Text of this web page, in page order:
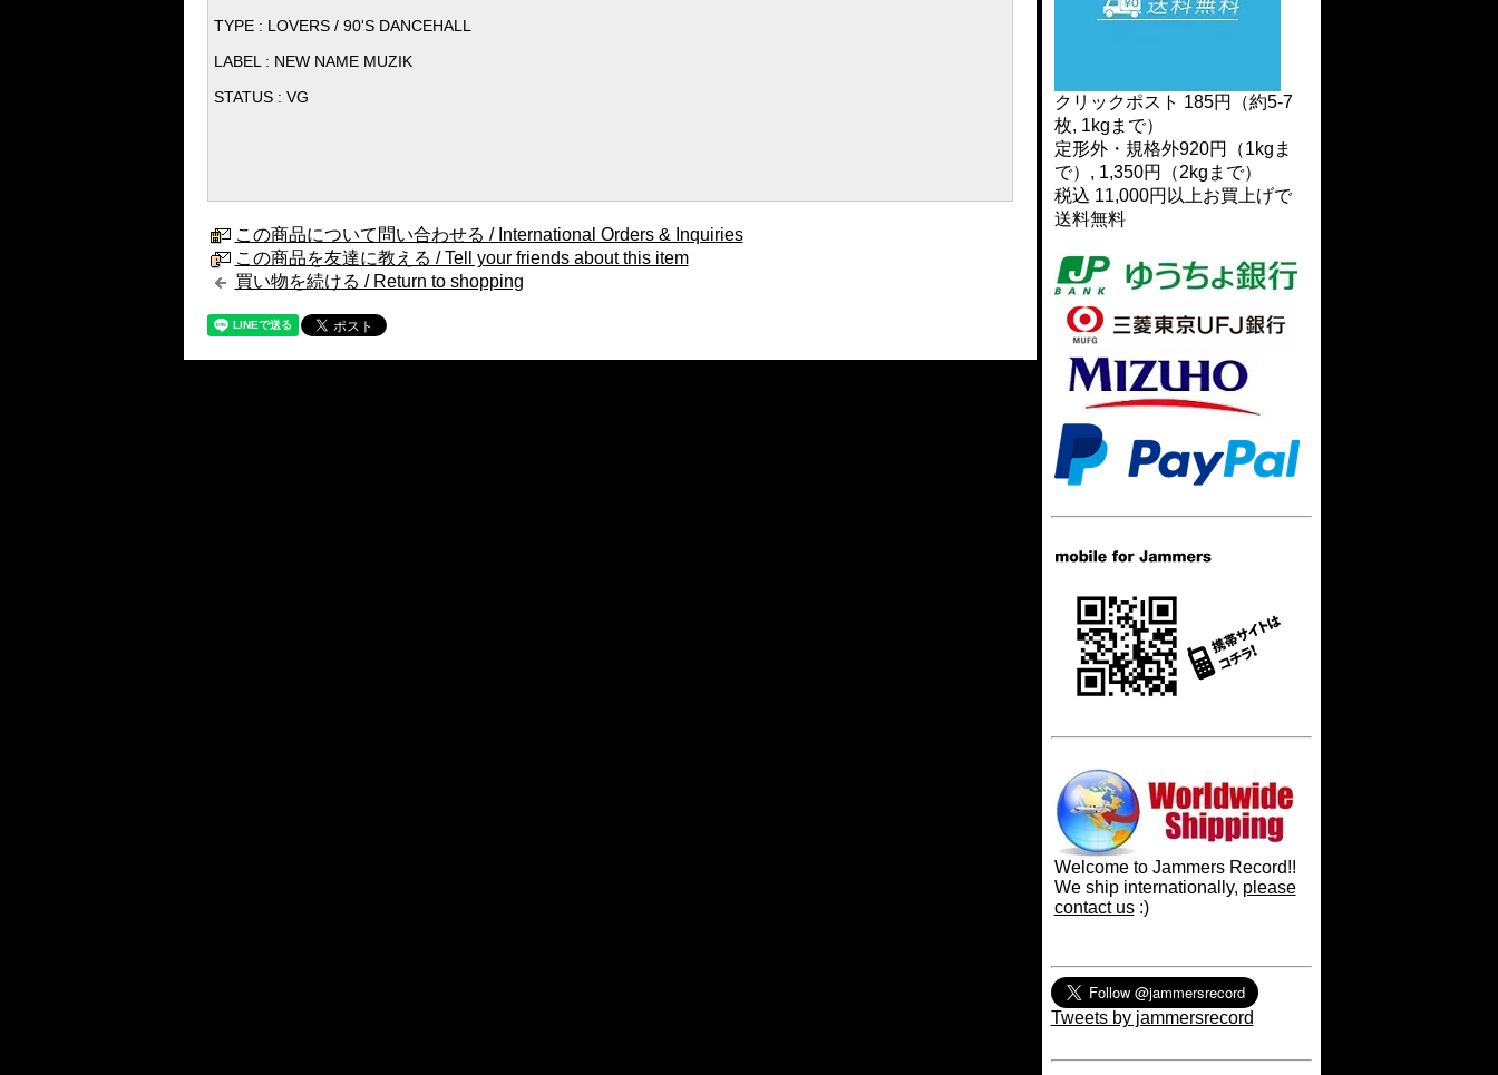
TYPE : LOVERS / 90'S DANCEHALL
LABEL : NEW NAME MUZIK
STATUS : VG
この商品について問い合わせる / International Orders & Inquiries
この商品を友達に教える / Tell your friends about this item
買い物を続ける / Return to shopping
クリックポスト 185円（約5-7
枚, 1kgまで）
定形外・規格外920円（1kgま
で）, 1,350円（2kgまで）
税込 11,000円以上お買上げで
送料無料
Welcome to Jammers Record!!
We ship internationally, please
contact us:)
Tweets by jammersrecord